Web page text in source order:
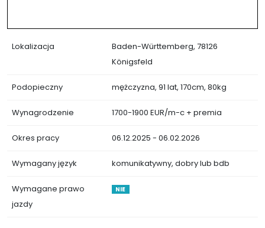
Lokalizacja
Baden-Württemberg, 78126
Königsfeld
Podopieczny mężczyzna, 91 lat, 170cm, 80kg
Wynagrodzenie 1700-1900 EUR/m-c + premia
Okres pracy 06.12.2025 - 06.02.2026
Wymagany język komunikatywny, dobry lub bdb
Wymagane prawo
jazdy
NIE